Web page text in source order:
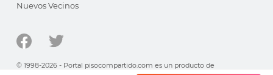
Nuevos Vecinos
© 1998-2026 - Portal pisocompartido.com es un producto de